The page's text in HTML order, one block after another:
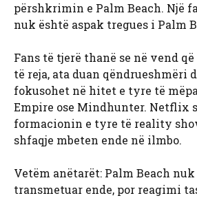
përshkrimin e Palm Beach. Një
nuk është aspak tregues i Palm
Fans të tjerë thanë se në vend
të reja, ata duan qëndrueshmëri
fokusohet në hitet e tyre të
Empire ose Mindhunter. Netflix
formacionin e tyre të reality
shfaqje mbeten ende në ilmbo.
Vetëm anëtarët: Palm Beach
transmetuar ende, por reagimi